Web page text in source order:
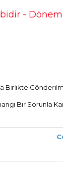
- Dönem
Birlikte
Bir Sorunla